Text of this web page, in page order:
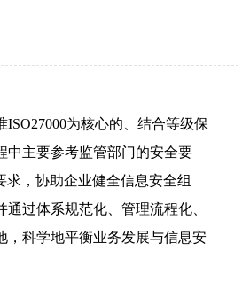
为核心的、结合等级保
中主要参考监管部门的安全要
，协助企业健全信息安全组
过体系规范化、管理流程化、
，科学地平衡业务发展与信息安